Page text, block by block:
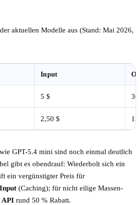
aktuellen Modelle aus (Stand: Mai 2026,
Input
5 $
2,50 $
GPT-5.4 mini sind noch einmal deutlich
gibt es obendrauf: Wiederholt sich ein
ein vergünstigter Preis für
(Caching); für nicht eilige Massen-
API rund 50 % Rabatt.